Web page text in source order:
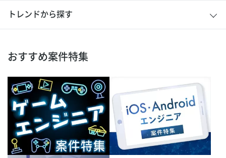
トレンドから探す
おすすめ案件特集